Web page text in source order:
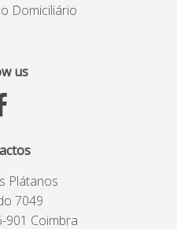
Domiciliário
us
Plátanos
7049
901 Coimbra